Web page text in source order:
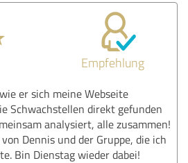
Empfehlung
er sich meine Webseite
Schwachstellen direkt gefunden
analysiert, alle zusammen!
Dennis und der Gruppe, die ich
Bin Dienstag wieder dabei!